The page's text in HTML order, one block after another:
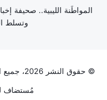
‏المواطَنة الليبية.. صحيفة
وتسلط
© حقوق النشر 2026، جميع الحقوق محفوظة |
مُستضاف